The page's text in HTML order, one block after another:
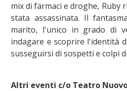
mix di farmaci e droghe, Ruby
stata assassinata. Il
marito, l'unico in grado di
indagare e scoprire l'identità
susseguirsi di sospetti e colpi
Altri eventi c/o Teatro